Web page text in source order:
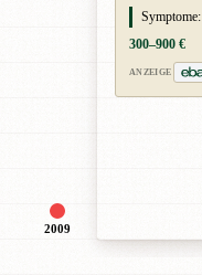
2009
Symptome:
300–900 €
ANZEIGE